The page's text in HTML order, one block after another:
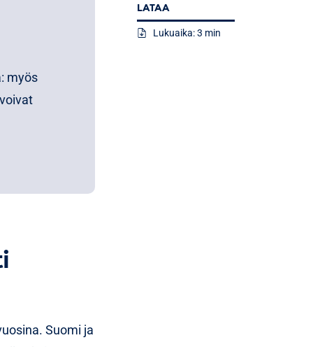
myös
Suomi ja
LATAA
Lukuaika: 3 min